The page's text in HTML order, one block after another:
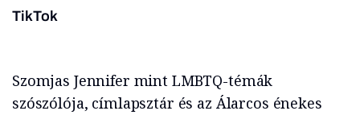
TikTok
Szomjas Jennifer mint LMBTQ-témák
szószólója, címlapsztár és az Álarcos énekes